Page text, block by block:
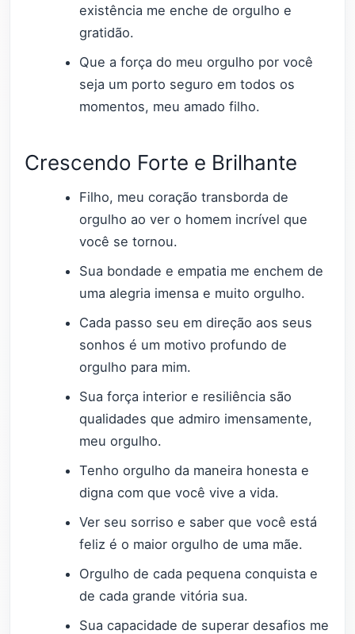
existência me enche de orgulho e
gratidão.
Que a força do meu orgulho por você
seja um porto seguro em todos os
momentos, meu amado filho.
Crescendo Forte e Brilhante
Filho, meu coração transborda de
orgulho ao ver o homem incrível que
você se tornou.
Sua bondade e empatia me enchem de
uma alegria imensa e muito orgulho.
Cada passo seu em direção aos seus
sonhos é um motivo profundo de
orgulho para mim.
Sua força interior e resiliência são
qualidades que admiro imensamente,
meu orgulho.
Tenho orgulho da maneira honesta e
digna com que você vive a vida.
Ver seu sorriso e saber que você está
feliz é o maior orgulho de uma mãe.
Orgulho de cada pequena conquista e
de cada grande vitória sua.
Sua capacidade de superar desafios me